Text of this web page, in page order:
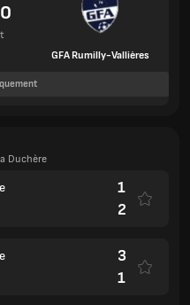
GFA Rumilly-Vallières
Duchère
1
2
3
1